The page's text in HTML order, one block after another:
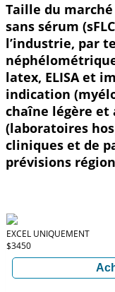
Taille du
sans sérum
l’industrie, par
latex, ELISA et
indication
chaîne légère
(laboratoires
cliniques et de
prévisions
EXCEL UNIQUEMENT
$3450